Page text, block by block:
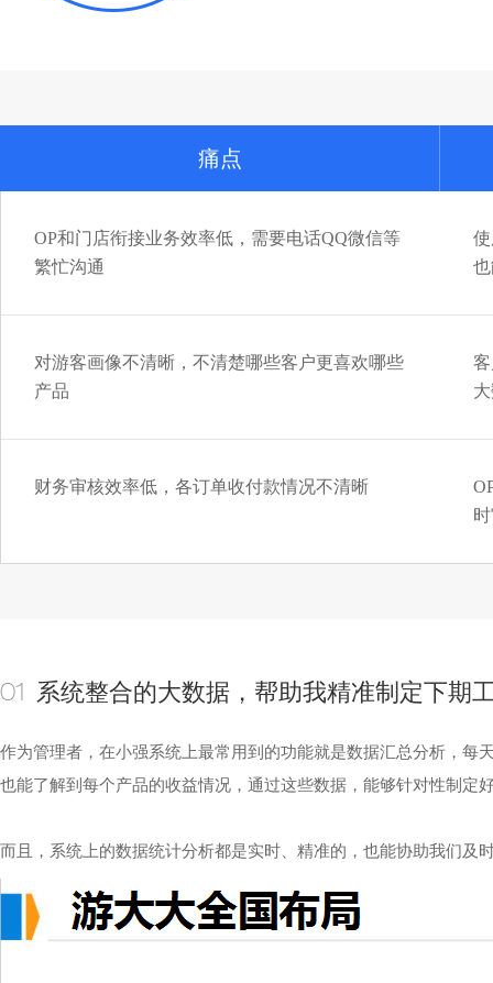
痛点
OP和门店衔接业务效率低，需要电话QQ微信等
繁忙沟通
对游客画像不清晰，不清楚哪些客户更喜欢哪些
产品
财务审核效率低，各订单收付款情况不清晰
01 系统整合的大数据，帮助我精准制定下期
作为管理者，在小强系统上最常用到的功能就是数据汇总分析，
也能了解到每个产品的收益情况，通过这些数据，能够针对性制定
而且，系统上的数据统计分析都是实时、精准的，也能协助我们及